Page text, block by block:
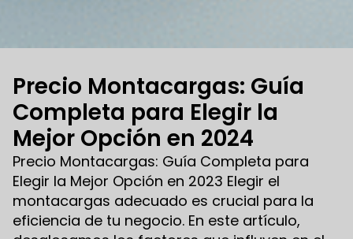
Precio Montacargas: Guía
Completa para Elegir la
Mejor Opción en 2024
Precio Montacargas: Guía Completa para
Elegir la Mejor Opción en 2023 Elegir el
montacargas adecuado es crucial para la
eficiencia de tu negocio. En este artículo,